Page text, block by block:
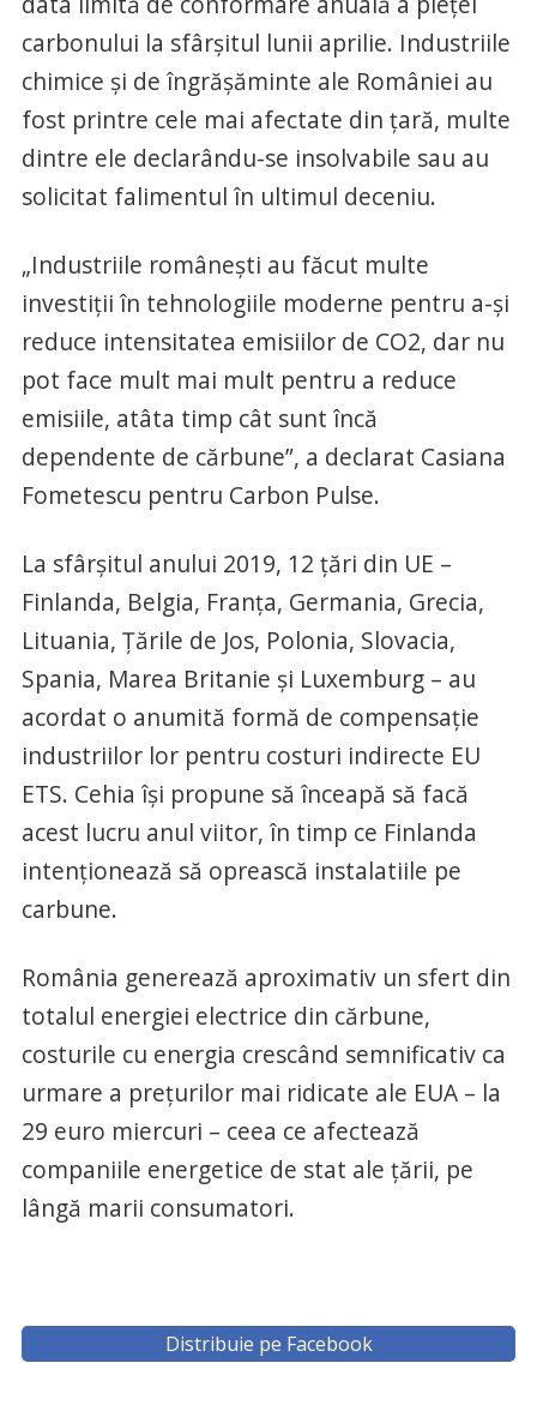
carbonului la sfârșitul lunii aprilie. Industriile
chimice și de îngrășăminte ale României au
fost printre cele mai afectate din țară, multe
dintre ele declarându-se insolvabile sau au
solicitat falimentul în ultimul deceniu.
„Industriile românești au făcut multe
investiții în tehnologiile moderne pentru a-și
reduce intensitatea emisiilor de CO2, dar nu
pot face mult mai mult pentru a reduce
emisiile, atâta timp cât sunt încă
dependente de cărbune”, a declarat Casiana
Fometescu pentru Carbon Pulse.
La sfârșitul anului 2019, 12 țări din UE –
Finlanda, Belgia, Franța, Germania, Grecia,
Lituania, Țările de Jos, Polonia, Slovacia,
Spania, Marea Britanie și Luxemburg – au
acordat o anumită formă de compensație
industriilor lor pentru costuri indirecte EU
ETS. Cehia își propune să înceapă să facă
acest lucru anul viitor, în timp ce Finlanda
intenționează să oprească instalatiile pe
carbune.
România generează aproximativ un sfert din
totalul energiei electrice din cărbune,
costurile cu energia crescând semnificativ ca
urmare a prețurilor mai ridicate ale EUA – la
29 euro miercuri – ceea ce afectează
companiile energetice de stat ale țării, pe
lângă marii consumatori.
Distribuie pe Facebook